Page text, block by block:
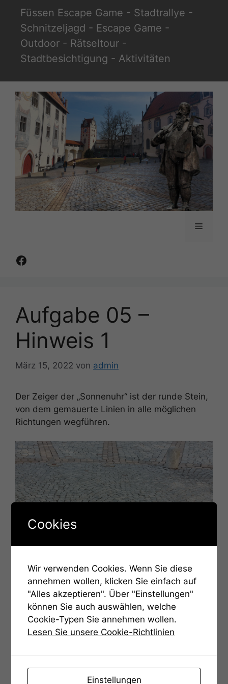
Inhalt
springen
Füssen Escape Game - Stadtrallye -
Schnitzeljagd - Escape Game -
Outdoor - Rätseltour -
Stadtbesichtigung - Aktivitäten
Menü
Facebook
Aufgabe 05 –
Hinweis 1
März 15, 2022 von admin
Der Zeiger der „Sonnenuhr“ ist der runde Stein,
von dem gemauerte Linien in alle möglichen
Richtungen wegführen.
Cookies
Wir verwenden Cookies. Wenn Sie diese
annehmen wollen, klicken Sie einfach auf
"Alles akzeptieren". Über "Einstellungen"
können Sie auch auswählen, welche
Cookie-Typen Sie annehmen wollen.
Lesen Sie unsere Cookie-Richtlinien
Einstellungen